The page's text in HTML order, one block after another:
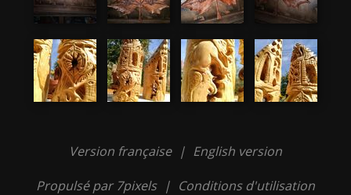
Version française | English version
Propulsé par 7pixels | Conditions d'utilisation